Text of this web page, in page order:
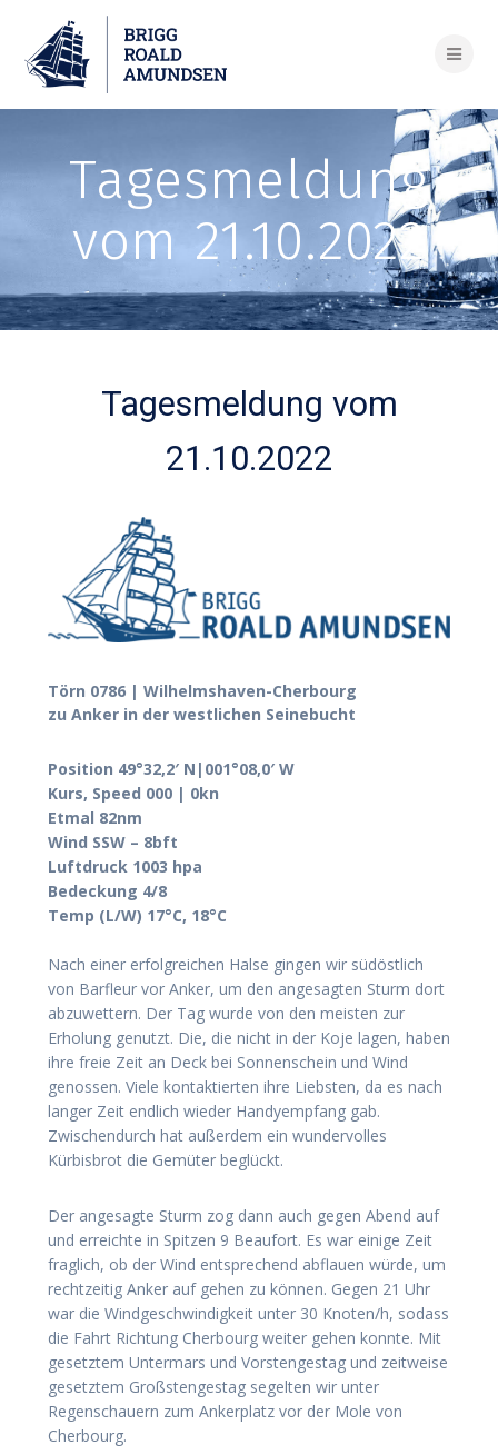
Tagesmeldung
vom 21.10.2022
Tagesmeldung vom
21.10.2022
Törn 0786 | Wilhelmshaven-Cherbourg
zu Anker in der westlichen Seinebucht
Position 49°32,2′ N|001°08,0′ W
Kurs, Speed 000 | 0kn
Etmal 82nm
Wind SSW – 8bft
Luftdruck 1003 hpa
Bedeckung 4/8
Temp (L/W) 17°C, 18°C
Nach einer erfolgreichen Halse gingen wir südöstlich
von Barfleur vor Anker, um den angesagten Sturm dort
abzuwettern. Der Tag wurde von den meisten zur
Erholung genutzt. Die, die nicht in der Koje lagen, haben
ihre freie Zeit an Deck bei Sonnenschein und Wind
genossen. Viele kontaktierten ihre Liebsten, da es nach
langer Zeit endlich wieder Handyempfang gab.
Zwischendurch hat außerdem ein wundervolles
Kürbisbrot die Gemüter beglückt.
Der angesagte Sturm zog dann auch gegen Abend auf
und erreichte in Spitzen 9 Beaufort. Es war einige Zeit
fraglich, ob der Wind entsprechend abflauen würde, um
rechtzeitig Anker auf gehen zu können. Gegen 21 Uhr
war die Windgeschwindigkeit unter 30 Knoten/h, sodass
die Fahrt Richtung Cherbourg weiter gehen konnte. Mit
gesetztem Untermars und Vorstengestag und zeitweise
gesetztem Großstengestag segelten wir unter
Regenschauern zum Ankerplatz vor der Mole von
Cherbourg.